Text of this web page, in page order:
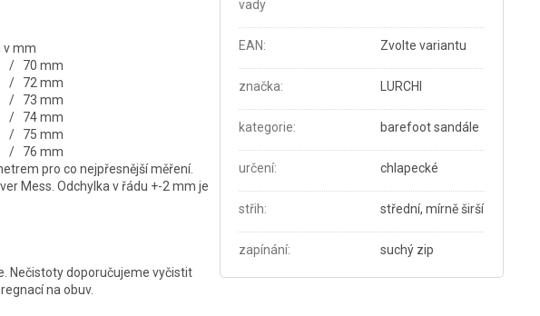
mm
/ 70 mm
/ 72 mm
/ 73 mm
mm / 74 mm
/ 75 mm
/ 76 mm
pro co nejpřesnější měření.
Mess. Odchylka v řádu +-2 mm je
Nečistoty doporučujeme vyčistit
na obuv.
vady
EAN: Zvolte variantu
značka: LURCHI
kategorie: barefoot sandále
určení: chlapecké
střih: střední, mírně širší
zapínání: suchý zip